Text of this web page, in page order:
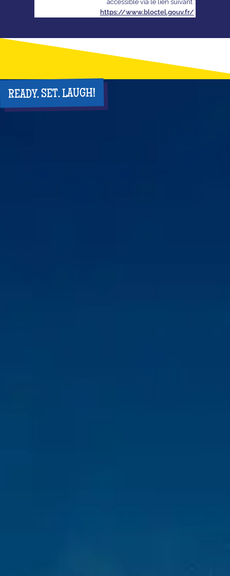
accessible via le lien suivant :
https://www.bloctel.gouv.fr/.
READY. SET. LAUGH!